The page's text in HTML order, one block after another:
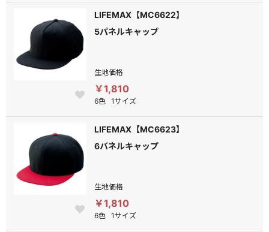
LIFEMAX【MC6622】
5パネルキャップ
生地価格
￥1,810
6色 1サイズ
LIFEMAX【MC6623】
6バネルキャップ
生地価格
￥1,810
6色 1サイズ